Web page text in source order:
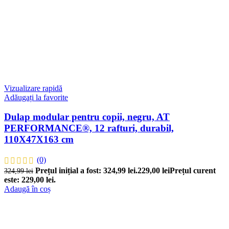
Vizualizare rapidă
Adăugați la favorite
Dulap modular pentru copii, negru, AT
PERFORMANCE®, 12 rafturi, durabil,
110X47X163 cm
(0)
324,99lei Prețul inițial a fost: 324,99 lei.229,00 leiPrețul curent
este: 229,00 lei.
Adaugă în coș